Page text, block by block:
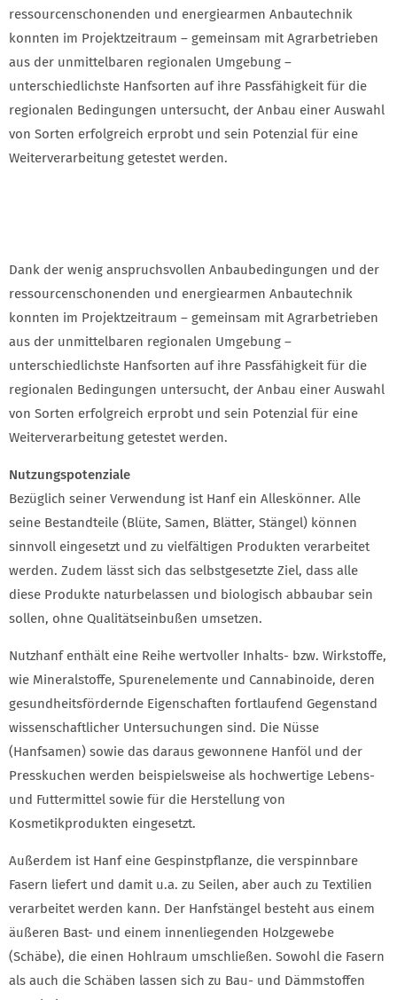
ressourcenschonenden und energiearmen Anbautechnik
konnten im Projektzeitraum – gemeinsam mit Agrarbetrieben
aus der unmittelbaren regionalen Umgebung –
unterschiedlichste Hanfsorten auf ihre Passfähigkeit für die
regionalen Bedingungen untersucht, der Anbau einer Auswahl
von Sorten erfolgreich erprobt und sein Potenzial für eine
Weiterverarbeitung getestet werden.
Dank der wenig anspruchsvollen Anbaubedingungen und der
ressourcenschonenden und energiearmen Anbautechnik
konnten im Projektzeitraum – gemeinsam mit Agrarbetrieben
aus der unmittelbaren regionalen Umgebung –
unterschiedlichste Hanfsorten auf ihre Passfähigkeit für die
regionalen Bedingungen untersucht, der Anbau einer Auswahl
von Sorten erfolgreich erprobt und sein Potenzial für eine
Weiterverarbeitung getestet werden.
Nutzungspotenziale
Bezüglich seiner Verwendung ist Hanf ein Alleskönner. Alle
seine Bestandteile (Blüte, Samen, Blätter, Stängel) können
sinnvoll eingesetzt und zu vielfältigen Produkten verarbeitet
werden. Zudem lässt sich das selbstgesetzte Ziel, dass alle
diese Produkte naturbelassen und biologisch abbaubar sein
sollen, ohne Qualitätseinbußen umsetzen.
Nutzhanf enthält eine Reihe wertvoller Inhalts- bzw. Wirkstoffe,
wie Mineralstoffe, Spurenelemente und Cannabinoide, deren
gesundheitsfördernde Eigenschaften fortlaufend Gegenstand
wissenschaftlicher Untersuchungen sind. Die Nüsse
(Hanfsamen) sowie das daraus gewonnene Hanföl und der
Presskuchen werden beispielsweise als hochwertige Lebens-
und Futtermittel sowie für die Herstellung von
Kosmetikprodukten eingesetzt.
Außerdem ist Hanf eine Gespinstpflanze, die verspinnbare
Fasern liefert und damit u.a. zu Seilen, aber auch zu Textilien
verarbeitet werden kann. Der Hanfstängel besteht aus einem
äußeren Bast- und einem innenliegenden Holzgewebe
(Schäbe), die einen Hohlraum umschließen. Sowohl die Fasern
als auch die Schäben lassen sich zu Bau- und Dämmstoffen